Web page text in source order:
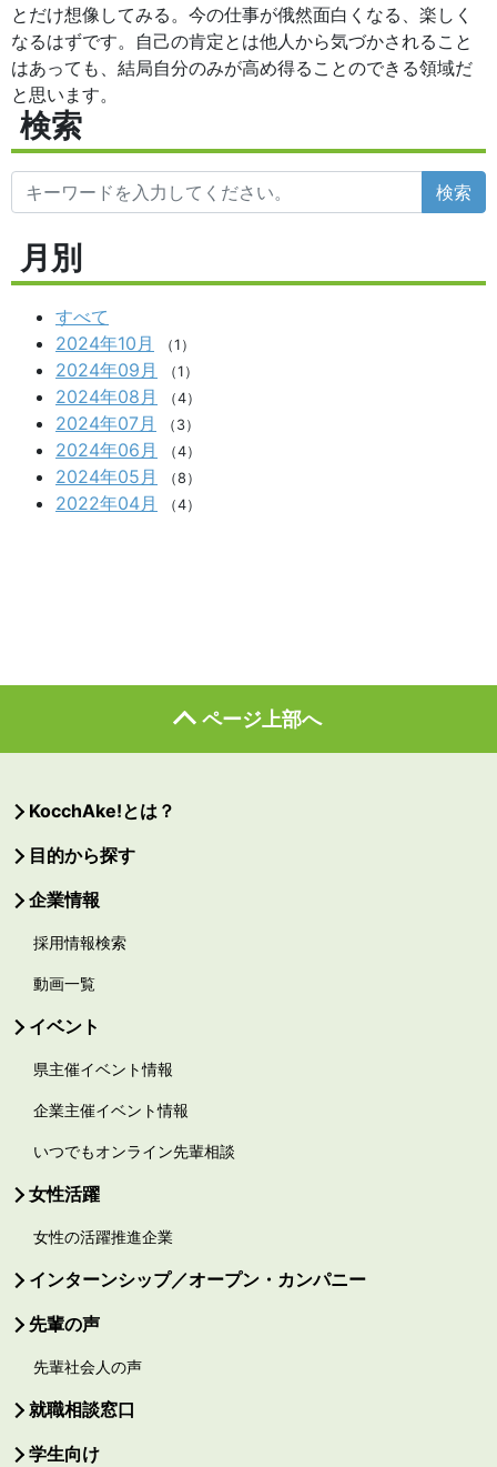
とだけ想像してみる。今の仕事が俄然面白くなる、楽しく
なるはずです。自己の肯定とは他人から気づかされること
はあっても、結局自分のみが高め得ることのできる領域だ
と思います。
検索
検索
月別
すべて
2024年10月
（1）
2024年09月 （1）
2024年08月 （4）
2024年07月 （3）
2024年06月 （4）
2024年05月 （8）
2022年04月 （4）
ページ上部へ
KocchAke!とは？
目的から探す
企業情報
採用情報検索
動画一覧
イベント
県主催イベント情報
企業主催イベント情報
いつでもオンライン先輩相談
女性活躍
女性の活躍推進企業
インターンシップ／オープン・カンパニー
先輩の声
先輩社会人の声
就職相談窓口
学生向け